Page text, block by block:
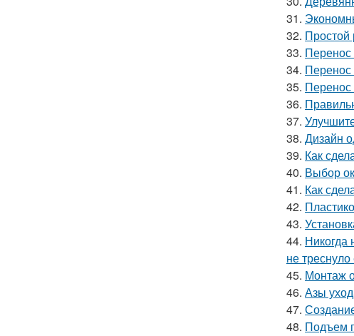
31.
32. Простой
33. Перенос
34. Перенос
35. Перенос
36.
37.
38. Дизайн
39. Как
40. Выбор
41. Как
42.
43.
44. Никогда
не
45. Монтаж
46. Азы
47.
48. Подъем